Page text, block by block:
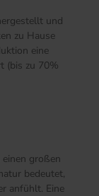
und
zu Hause
eine
(bis zu 70%
großen
bedeutet,
anfühlt. Eine